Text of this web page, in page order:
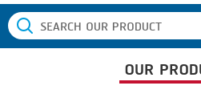
CLIPPING
DORIT
OUR